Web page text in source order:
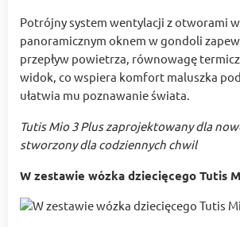
Potrójny system wentylacji z otworami
panoramicznym oknem w gondoli
przepływ powietrza, równowagę
widok, co wspiera komfort maluszka
ułatwia mu poznawanie świata.
Tutis Mio 3 Plus zaprojektowany dla
stworzony dla codziennych chwil
W zestawie wózka dziecięcego Tutis